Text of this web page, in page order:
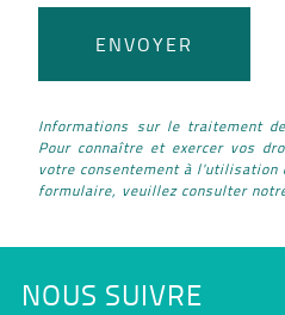
Informations sur le traitement
Pour connaître et exercer vos
votre consentement à l'utilisation
formulaire, veuillez consulter
NOUS SUIVRE